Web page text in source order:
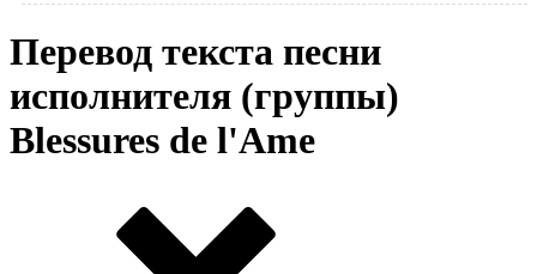
Перевод текста песни
исполнителя (группы)
Blessures de l'Ame